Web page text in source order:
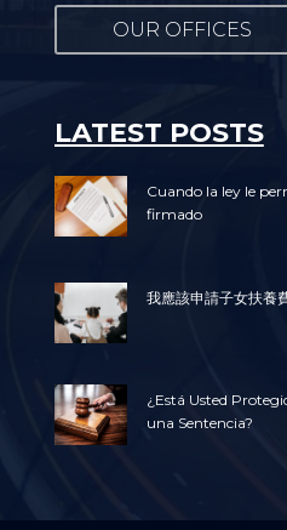
OUR OFFICES
LATEST POSTS
Cuando la ley le
firmado
我應該申請子女扶養
¿Está Usted
una Sentencia?